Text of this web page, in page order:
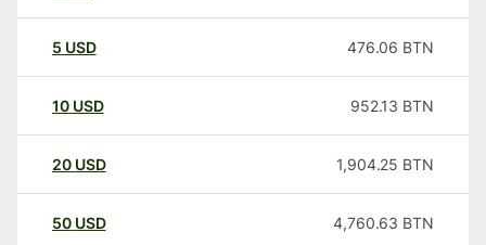
5 USD 476.06 BTN
10 USD 952.13 BTN
20 USD 1,904.25 BTN
50 USD 4,760.63 BTN